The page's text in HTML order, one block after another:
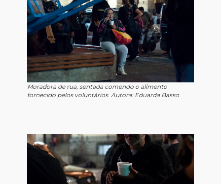
Moradora de rua, sentada comendo o alimento
fornecido pelos voluntários. Autora: Eduarda Basso